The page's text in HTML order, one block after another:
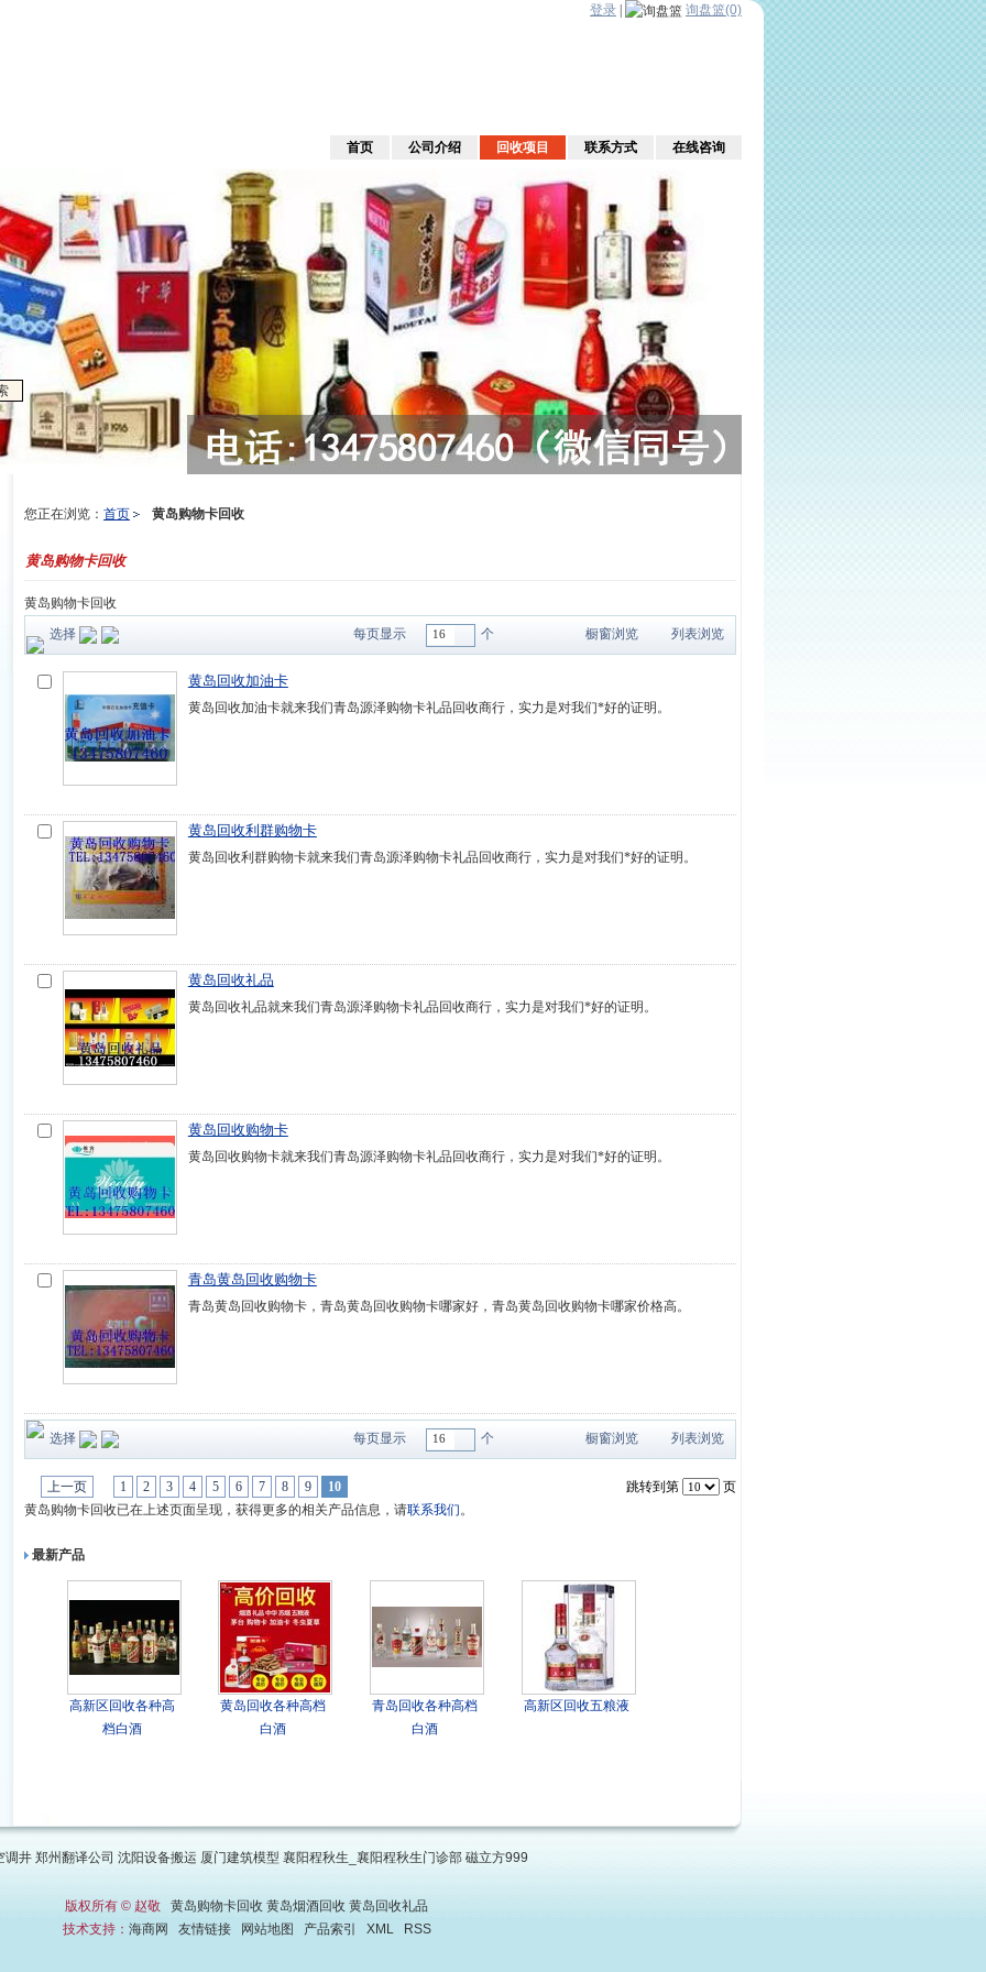
登录 询盘篮(0)
首页 公司介绍 回收项目 联系方式 在线咨询
您正在浏览： 首页 黄岛购物卡回收
黄岛购物卡回收
黄岛购物卡回收
选择
每页显示 16 个 橱窗浏览 列表浏览
黄岛回收加油卡
黄岛回收加油卡就来我们青岛源泽购物卡礼品回收商行，实力是对我们*好的证明。
黄岛回收利群购物卡
黄岛回收利群购物卡就来我们青岛源泽购物卡礼品回收商行，实力是对我们*好的证明。
黄岛回收礼品
黄岛回收礼品就来我们青岛源泽购物卡礼品回收商行，实力是对我们*好的证明。
黄岛回收购物卡
黄岛回收购物卡就来我们青岛源泽购物卡礼品回收商行，实力是对我们*好的证明。
青岛黄岛回收购物卡
青岛黄岛回收购物卡，青岛黄岛回收购物卡哪家好，青岛黄岛回收购物卡哪家价格高。
选择 每页显示 16 个 橱窗浏览 列表浏览
跳转到第 页
上一页 1 2 3 4 5 6 7 8 9
10
黄岛购物卡回收已在上述页面呈现，获得更多的相关产品信息，请联系我们。
最新产品
高新区回收各种高
档白酒
黄岛回收各种高档
白酒
青岛回收各种高档
白酒
高新区回收五粮液
调井 郑州翻译公司 沈阳设备搬运 厦门建筑模型 襄阳程秋生_襄阳程秋生门诊部 磁立方999
版权所有 © 赵敬 黄岛购物卡回收 黄岛烟酒回收 黄岛回收礼品
技术支持： 海商网 友情链接 网站地图 产品索引 XML RSS